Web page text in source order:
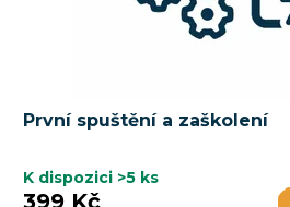
První spuštění a zaškolení
K dispozici >5 ks
399 Kč